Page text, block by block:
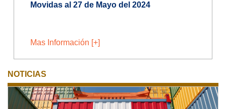
Movidas al 27 de Mayo del 2024
Mas Información [+]
NOTICIAS